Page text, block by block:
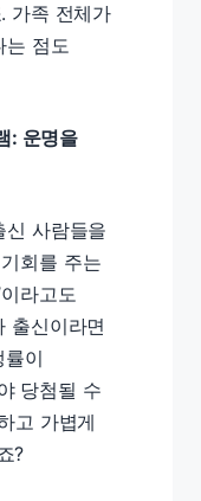
가족 전체가
는 점도
: 운명을
신 사람들을
회를 주는
라고도
출신이라면
이
당첨될 수
고 가볍게
?